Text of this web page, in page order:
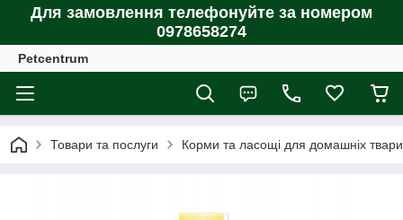
Для замовлення телефонуйте за номером
0978658274
Petcentrum
Товари та послуги Корми та ласощі для домашніх